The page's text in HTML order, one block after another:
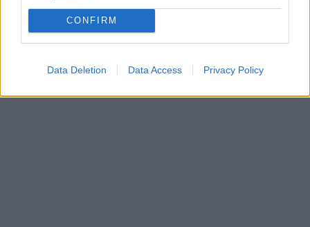
CONFIRM
Data Deletion Data Access Privacy Policy